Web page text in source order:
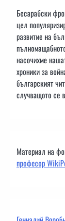
Бесарабски
цел
развитие на
насочихме
хроники за
българският
случващото се
Материал на
професор